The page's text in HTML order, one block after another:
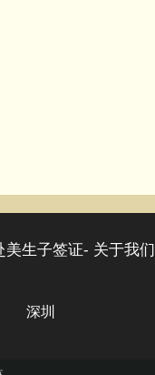
美生子签证- 关于我们
深圳